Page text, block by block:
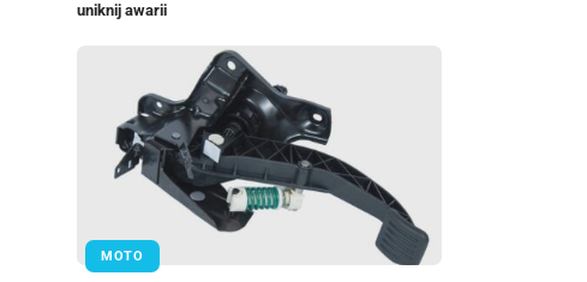
uniknij awarii
MOTO